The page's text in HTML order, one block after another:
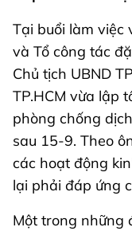
Tại buổi làm việc
và Tổ công tác
Chủ tịch UBND
TP.HCM vừa lập
phòng chống
sau 15-9. Theo
các hoạt động
lại phải đáp ứng
Một trong những